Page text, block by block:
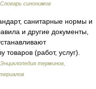
Словарь синонимов
санитарные нормы и
и другие документы,
товаров (работ, услуг).
Энциклопедия терминов,